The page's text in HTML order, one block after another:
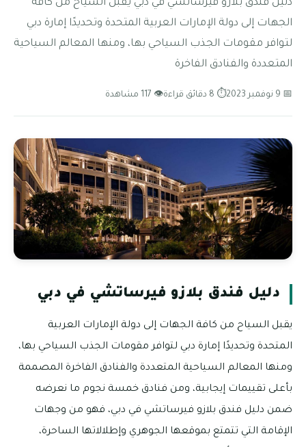
دليل فندق بلازو فيرساتشي في دبي يقبل السياح من كافة
الجهات إلى دولة الإمارات العربية المتحدة وتحديدًا إمارة دبي
لتوافر مقومات الجذب السياحي بها، ومنها المعالم السياحية
المتعددة والفنادق الفاخرة
📅 9 نوفمبر 2023 ⏱ 8 دقائق قراءة 👁 117 مشاهدة
دليل فندق بلازو فيرساتشي في دبي
يقبل السياح من كافة الجهات إلى دولة الإمارات العربية
المتحدة وتحديدًا إمارة دبي لتوافر مقومات الجذب السياحي بها،
ومنها المعالم السياحية المتعددة والفنادق الفاخرة المصممة
بأعلى تقييمات إيجابية، ومن فنادق خمسة نجوم ما نعرضه
ضمن دليل فندق بلازو فيرساتشي في دبي، فهو من وجهات
الإقامة التي تتمتع بموقعها الجوهري وإطلالاتها الساحرة،